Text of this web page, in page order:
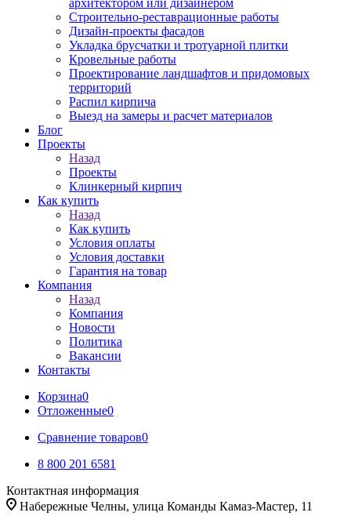
архитектором или дизайнером
Строительно-реставрационные работы
Дизайн-проекты фасадов
Укладка брусчатки и тротуарной плитки
Кровельные работы
Проектирование ландшафтов и придомовых
территорий
Распил кирпича
Выезд на замеры и расчет материалов
Блог
Проекты
Назад
Проекты
Клинкерный кирпич
Как купить
Назад
Как купить
Условия оплаты
Условия доставки
Гарантия на товар
Компания
Назад
Компания
Новости
Политика
Вакансии
Контакты
Корзина0
Отложенные0
Сравнение товаров0
8 800 201 6581
Контактная информация
Набережные Челны, улица Команды Камаз-Мастер, 11